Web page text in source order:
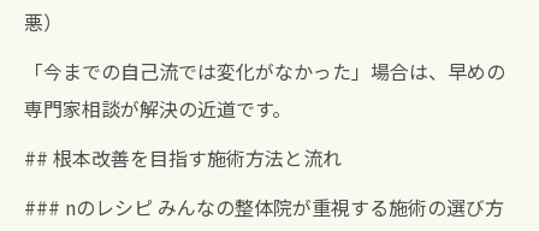
悪）
「今までの自己流では変化がなかった」場合は、早めの
専門家相談が解決の近道です。
## 根本改善を目指す施術方法と流れ
### nのレシピ みんなの整体院が重視する施術の選び方